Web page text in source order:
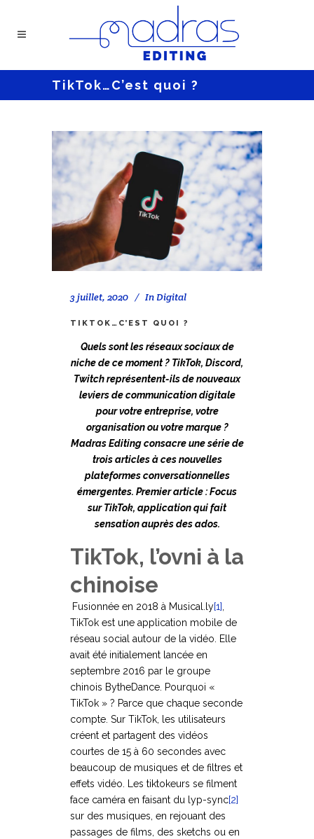
TikTok…C’est quoi ?
3 juillet, 2020 In Digital
TIKTOK…C’EST QUOI ?
Quels sont les réseaux sociaux de
niche de ce moment ? TikTok, Discord,
Twitch représentent­-ils de nouveaux
leviers de communication digitale
pour votre entreprise, votre
organisation ou votre marque ?
Madras Editing consacre une série de
trois articles àces nouvelles
plateformes conversationnelles
émergentes. Premier article : Focus
sur TikTok, application qui fait
sensation auprès des ados.
TikTok, l’ovni à la
chinoise
Fusionnée en 2018 à Musical.ly[1]
TikTok est une application mobile de
réseau social autour de la vidéo. Elle
avait été initialement lancée en
septembre 2016 par le groupe
chinois BytheDance. Pourquoi «
TikTok » ? Parce que chaque seconde
compte. Sur TikTok, les utilisateurs
créent et partagent des vidéos
courtes de 15 à 60 secondes avec
beaucoup de musiques et de filtres et
effets vidéo. Les tiktokeurs se filment
face caméra en faisant du lyp-sync[2]
sur des musiques, en rejouant des
passages de films, des sketchs ou en